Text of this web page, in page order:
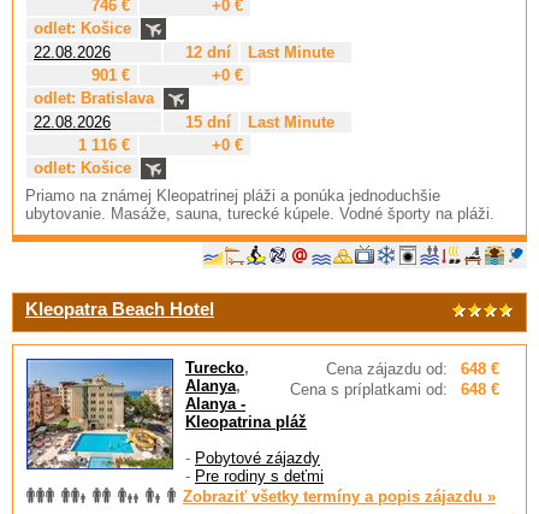
746 €
+0 €
odlet: Košice
22.08.2026
12 dní
Last Minute
901 €
+0 €
odlet: Bratislava
22.08.2026
15 dní
Last Minute
1 116 €
+0 €
odlet: Košice
Priamo na známej Kleopatrinej pláži a ponúka jednoduchšie
ubytovanie. Masáže, sauna, turecké kúpele. Vodné športy na pláži.
Kleopatra Beach Hotel
Cena zájazdu od:
648 €
Cena s príplatkami od:
648 €
Turecko,
Alanya,
Alanya -
Kleopatrina pláž
- Pobytové zájazdy
- Pre rodiny s deťmi
Zobraziť všetky termíny a popis zájazdu »